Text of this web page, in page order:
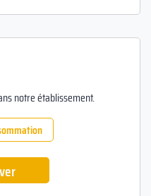
notre établissement.